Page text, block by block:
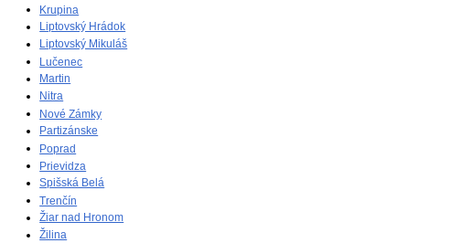
Krupina
Liptovský Hrádok
Liptovský Mikuláš
Lučenec
Martin
Nitra
Nové Zámky
Partizánske
Poprad
Prievidza
Spišská Belá
Trenčín
Žiar nad Hronom
Žilina